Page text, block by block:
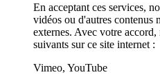
En acceptant ces services,
vidéos ou d'autres contenus
externes. Avec votre
suivants sur ce site internet :
Vimeo, YouTube